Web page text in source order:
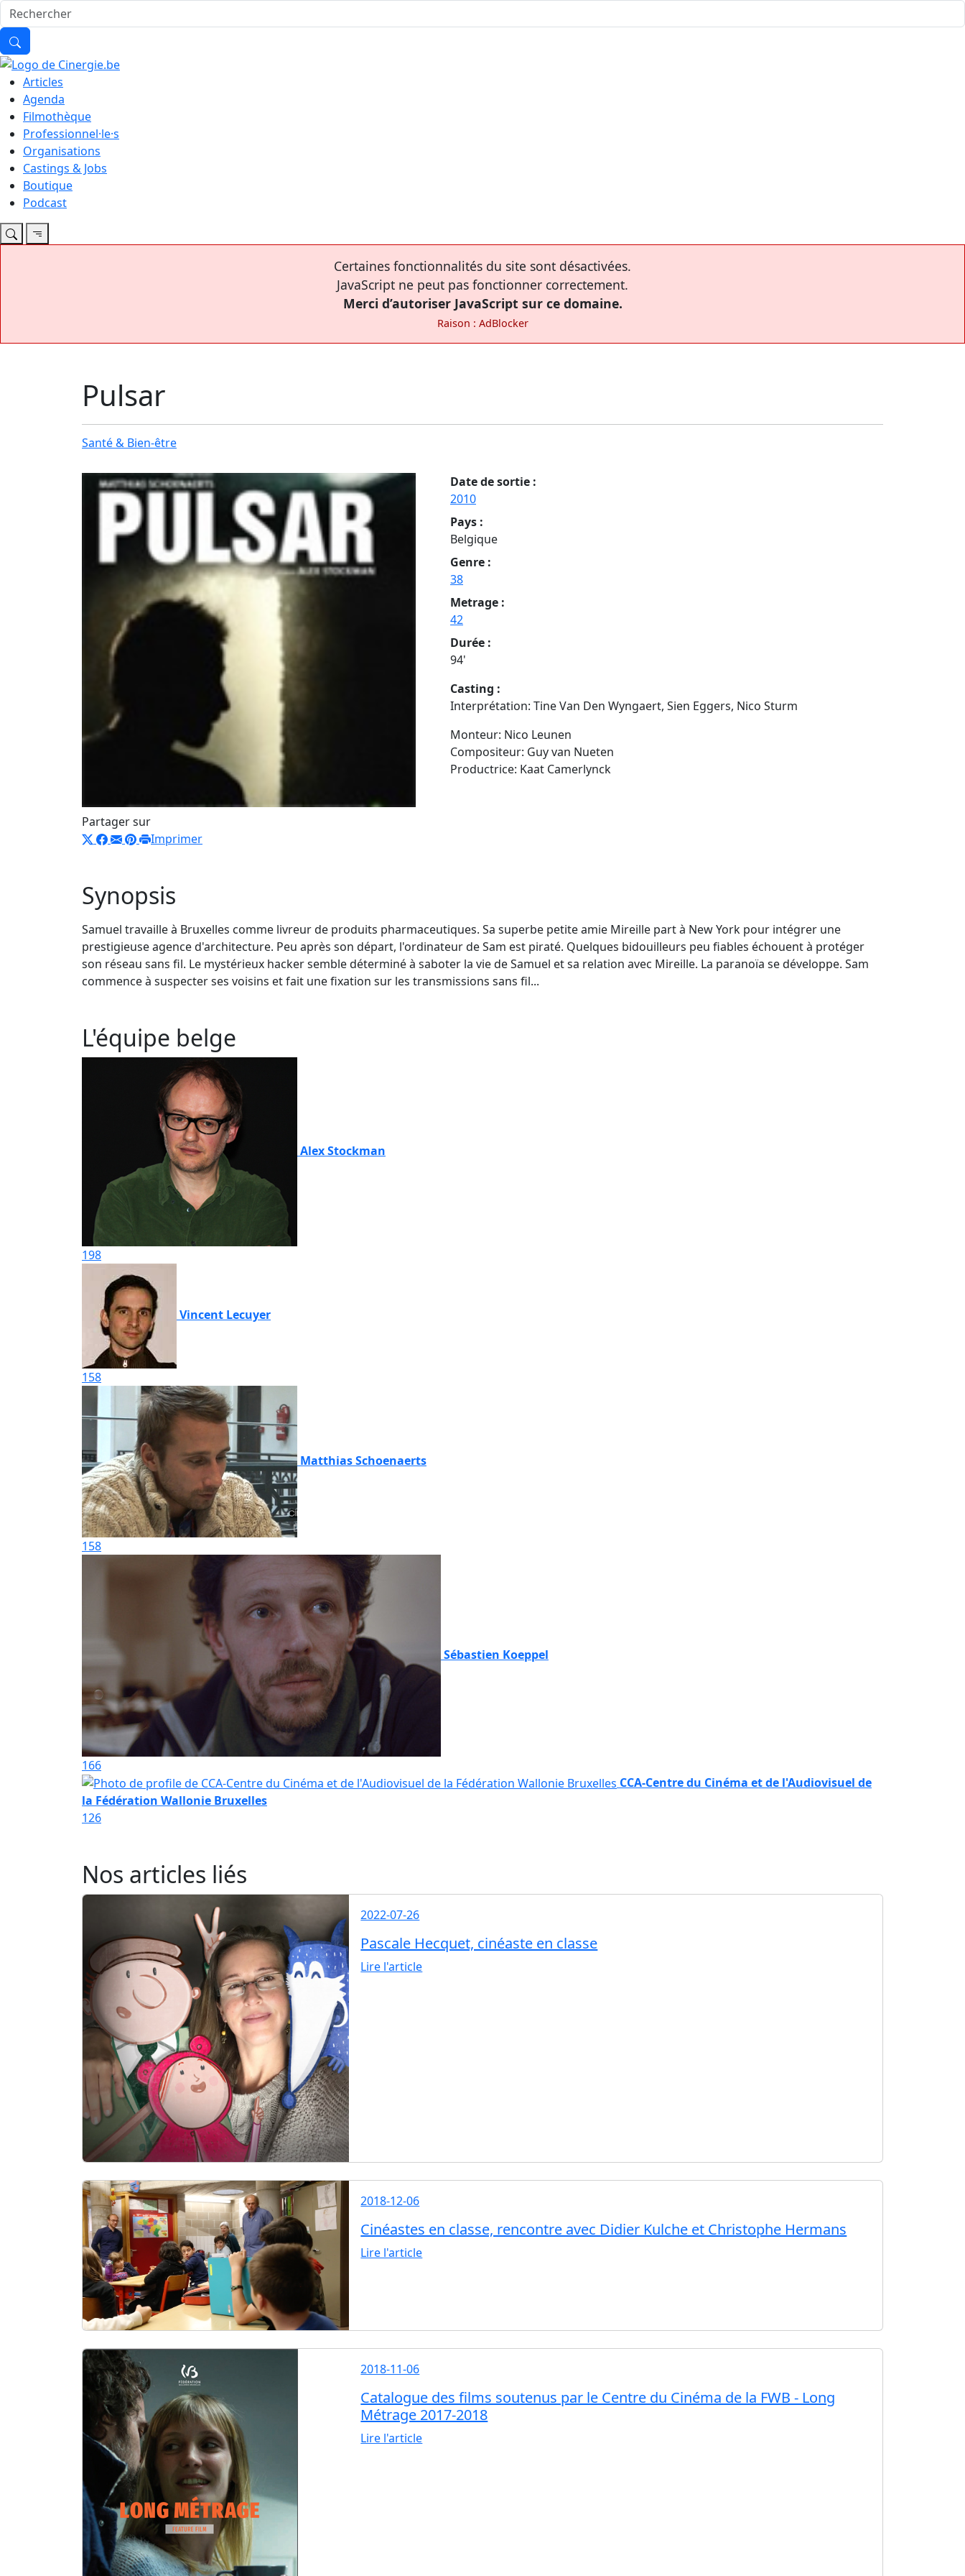
Articles
Agenda
Filmothèque
Professionnel·le·s
Organisations
Castings & Jobs
Boutique
Podcast
Certaines fonctionnalités du site sont désactivées.
JavaScript ne peut pas fonctionner correctement.
Merci d’autoriser JavaScript sur ce domaine.
Raison : AdBlocker
Pulsar
Santé & Bien-être
Partager sur
Imprimer
Date de sortie :
2010
Pays :
Belgique
Genre :
38
Metrage :
42
Durée :
94'
Casting :
Interprétation: Tine Van Den Wyngaert, Sien Eggers, Nico Sturm
Monteur: Nico Leunen
Compositeur: Guy van Nueten
Productrice: Kaat Camerlynck
Synopsis
Samuel travaille à Bruxelles comme livreur de produits pharmaceutiques. Sa superbe petite amie Mireille part à New York pour intégrer une
prestigieuse agence d'architecture. Peu après son départ, l'ordinateur de Sam est piraté. Quelques bidouilleurs peu fiables échouent à protéger
son réseau sans fil. Le mystérieux hacker semble déterminé à saboter la vie de Samuel et sa relation avec Mireille. La paranoïa se développe. Sam
commence à suspecter ses voisins et fait une fixation sur les transmissions sans fil...
L'équipe belge
Alex Stockman
198
Vincent Lecuyer
158
Matthias Schoenaerts
158
Sébastien Koeppel
166
CCA-Centre du Cinéma et de l'Audiovisuel de
la Fédération Wallonie Bruxelles
126
Nos articles liés
2022-07-26
Pascale Hecquet, cinéaste en classe
Lire l'article
2018-12-06
Cinéastes en classe, rencontre avec Didier Kulche et Christophe Hermans
Lire l'article
2018-11-06
Catalogue des films soutenus par le Centre du Cinéma de la FWB - Long
Métrage 2017-2018
Lire l'article